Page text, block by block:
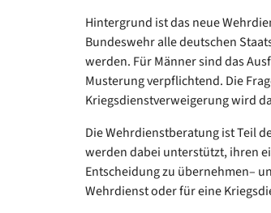
Hintergrund ist das neue
Bundeswehr alle deutschen
werden. Für Männer sind das
Musterung verpflichtend. Die
Kriegsdienstverweigerung wird
Die Wehrdienstberatung ist Teil
werden dabei unterstützt, ihren
Entscheidung zu übernehmen–
Wehrdienst oder für eine